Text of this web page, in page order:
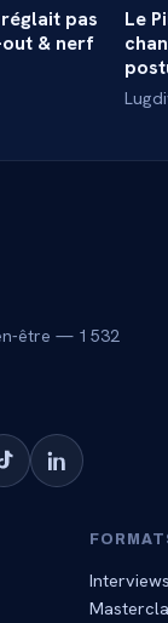
+
pas
& nerf
Le
être — 1 532
Interviews